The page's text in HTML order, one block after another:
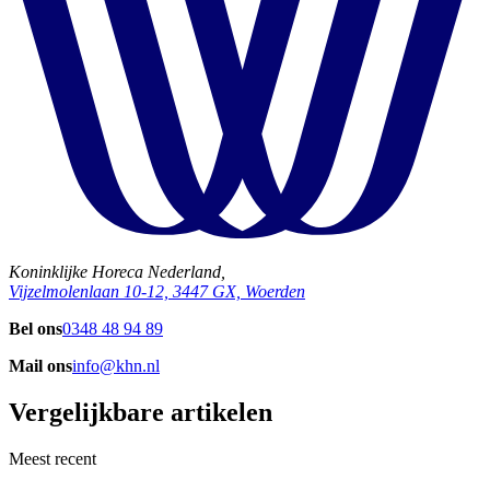
Koninklijke Horeca Nederland,
Vijzelmolenlaan 10-12, 3447 GX, Woerden
Bel ons0348 48 94 89
Mail onsinfo@khn.nl
Vergelijkbare artikelen
Meest recent